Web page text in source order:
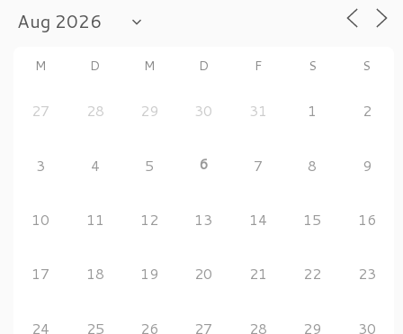
M D M D F S S
27 28 29 30 31 1 2
3 4 5 6 7 8 9
10 11 12 13 14 15 16
17 18 19 20 21 22 23
24 25 26 27 28 29 30